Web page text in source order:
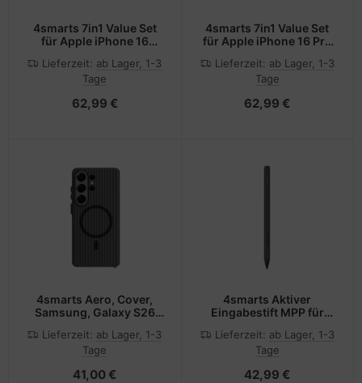
4smarts 7in1 Value Set
für Apple iPhone 16
Lieferzeit: ab Lager, 1-3
Tage
62,99 €
4smarts 7in1 Value Set
für Apple iPhone 16 Pro
kompatibel
Lieferzeit: ab Lager, 1-3
Tage
62,99 €
4smarts Aero, Cover,
Samsung, Galaxy S26
Lieferzeit: ab Lager, 1-3
Tage
41,00 €
4smarts Aktiver
Eingabestift MPP für
Lieferzeit: ab Lager, 1-3
Tage
42,99 €